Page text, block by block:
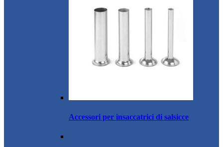
Accessori per insaccatrici di salsicce